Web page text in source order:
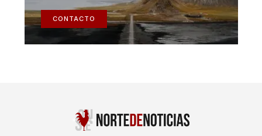
CONTACTO